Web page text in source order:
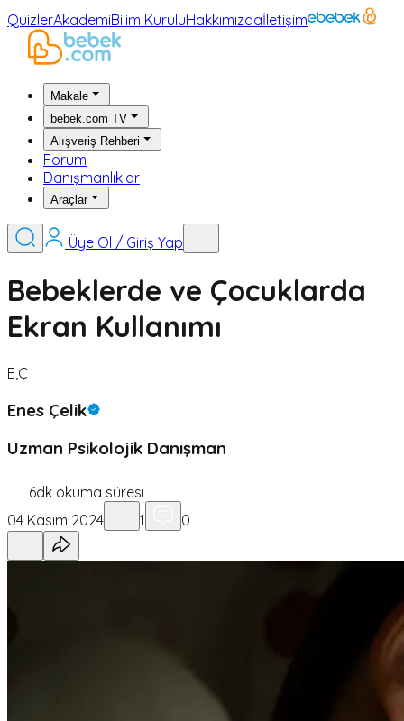
QuizlerAkademiBilim KuruluHakkımızdaİletişim
Makale
bebek.com TV
Alışveriş Rehberi
Forum
Danışmanlıklar
Araçlar
Üye Ol / Giriş Yap
Bebeklerde ve Çocuklarda
Ekran Kullanımı
E,Ç
Enes Çelik
Uzman Psikolojik Danışman
6dk okuma süresi
04 Kasım 2024
1 0